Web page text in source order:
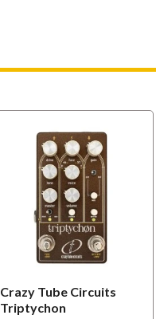
Crazy Tube Circuits
Triptychon